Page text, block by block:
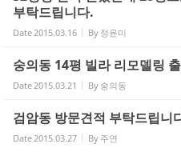
부탁드립니다.
Date 2015.03.16 By 정윤미
숭의동 14평 빌라 리모델링
Date 2015.03.21 By 숭의동
검암동 방문견적 부탁드립니
Date 2015.03.27 By 주연